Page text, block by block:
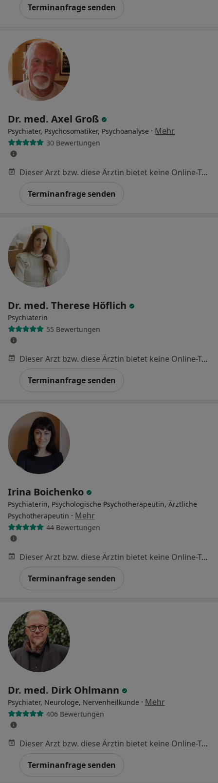
Terminanfrage senden
Dr. med. Axel Groß
Psychiater, Psychosomatiker, Psychoanalyse · Mehr
30 Bewertungen
Dieser Arzt bzw. diese Ärztin bietet keine Online-Terminbuchung an diesem Standort an.
Terminanfrage senden
Dr. med. Therese Höflich
Psychiaterin
55 Bewertungen
Dieser Arzt bzw. diese Ärztin bietet keine Online-Terminbuchung an diesem Standort an.
Terminanfrage senden
Irina Boichenko
Psychiaterin, Psychologische Psychotherapeutin, Ärztliche
Psychotherapeutin · Mehr
44 Bewertungen
Dieser Arzt bzw. diese Ärztin bietet keine Online-Terminbuchung an diesem Standort an.
Terminanfrage senden
Dr. med. Dirk Ohlmann
Psychiater, Neurologe, Nervenheilkunde · Mehr
406 Bewertungen
Dieser Arzt bzw. diese Ärztin bietet keine Online-Terminbuchung an diesem Standort an.
Terminanfrage senden